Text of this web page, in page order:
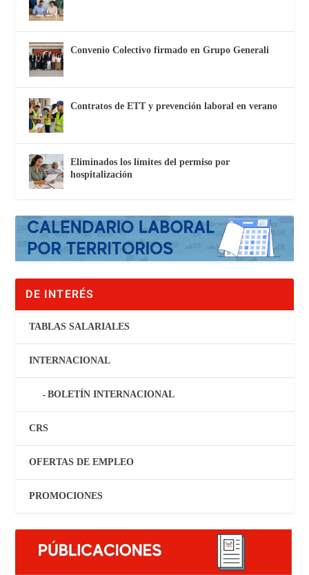
Convenio Colectivo firmado en Grupo Generali
Contratos de ETT y prevención laboral en verano
Eliminados los límites del permiso por
hospitalización
DE INTERÉS
TABLAS SALARIALES
INTERNACIONAL
BOLETÍN INTERNACIONAL
CRS
OFERTAS DE EMPLEO
PROMOCIONES